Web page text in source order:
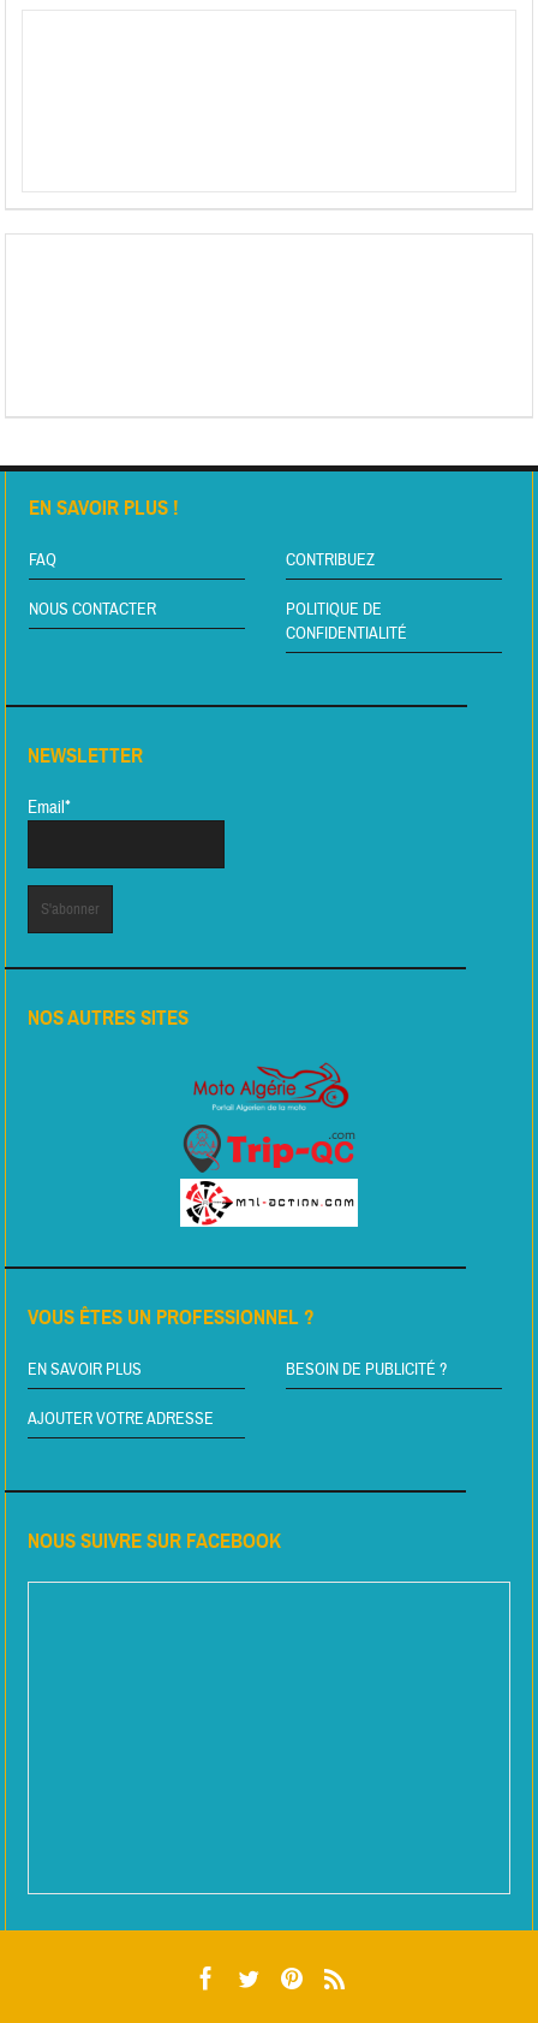
EN SAVOIR PLUS !
FAQ CONTRIBUEZ
NOUS CONTACTER
POLITIQUE DE
CONFIDENTIALITÉ
NEWSLETTER
Email*
NOS AUTRES SITES
VOUS ÊTES UN PROFESSIONNEL ?
EN SAVOIR PLUS BESOIN DE PUBLICITÉ ?
AJOUTER VOTRE ADRESSE
NOUS SUIVRE SUR FACEBOOK